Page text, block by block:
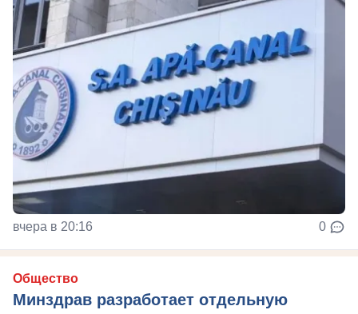
вчера в 20:16 0
Общество
Минздрав разработает отдельную